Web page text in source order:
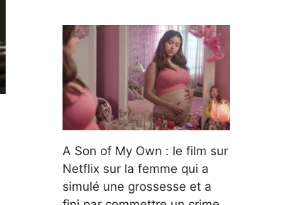
A Son of My Own : le film sur
Netflix sur la femme qui a
simulé une grossesse et a